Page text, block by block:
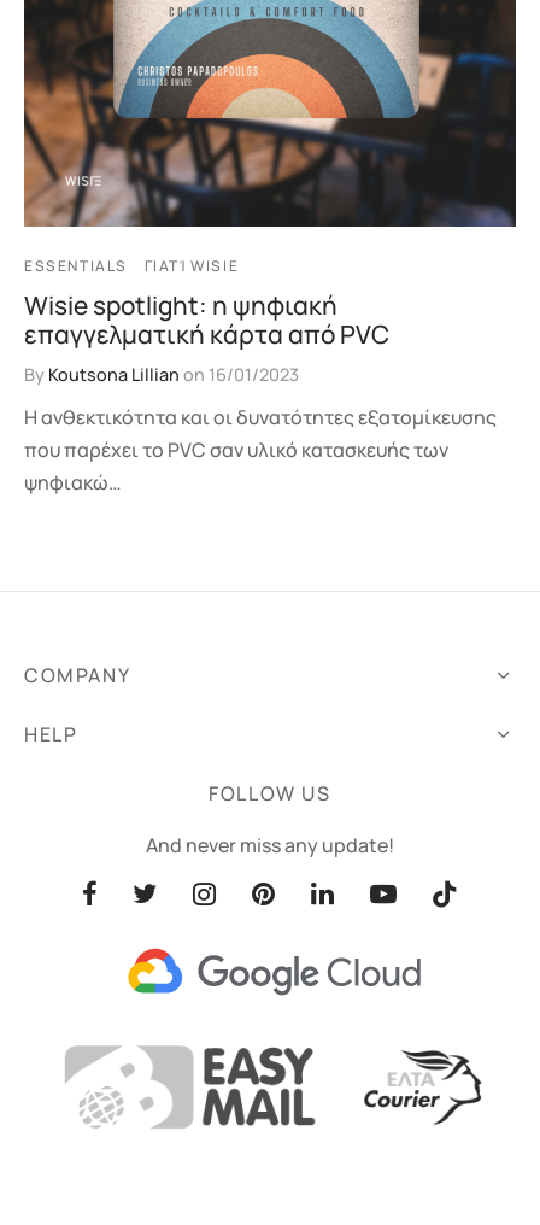
ESSENTIALS ΓΙΑΤΊ WISIE
Wisie spotlight: η ψηφιακή
επαγγελματική κάρτα από PVC
By Koutsona Lillian on 16/01/2023
Η ανθεκτικότητα και οι δυνατότητες εξατομίκευσης
που παρέχει το PVC σαν υλικό κατασκευής των
ψηφιακώ…
COMPANY
HELP
FOLLOW US
And never miss any update!